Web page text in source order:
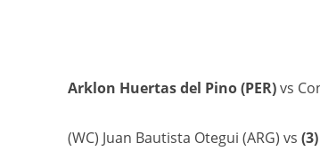
Arklon Huertas del Pino (PER)vs
(WC) Juan Bautista Otegui (ARG) vs